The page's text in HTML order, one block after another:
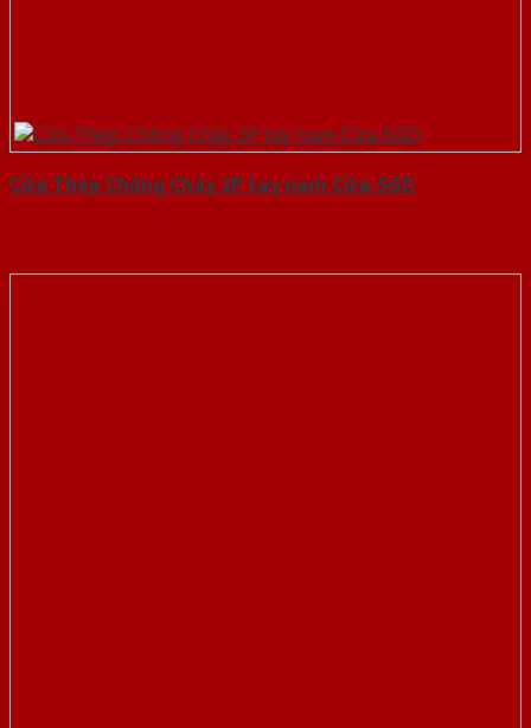
Cửa Thép Chống Cháy 2P tay nam Cửa-SGD